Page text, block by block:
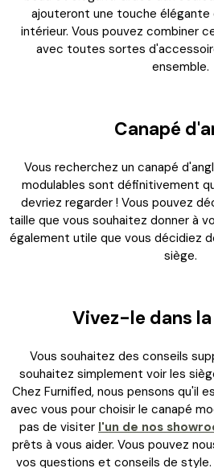
ajouteront une touche
intérieur. Vous pouvez combiner
avec toutes sortes
ensemble.
Canapé
Vous recherchez un canapé
modulables sont définitivement
devriez regarder ! Vous pouvez
taille que vous souhaitez donner à
également utile que vous décidiez
siège.
Vivez-le dans
Vous souhaitez des conseils
souhaitez simplement voir les
Chez Furnified, nous pensons qu'il
avec vous pour choisir le canapé
pas de visiter l'un de nos
prêts à vous aider. Vous pouvez
vos questions et conseils de